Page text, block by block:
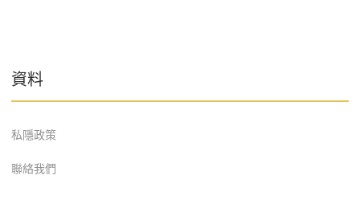
資料
私隱政策
聯絡我們